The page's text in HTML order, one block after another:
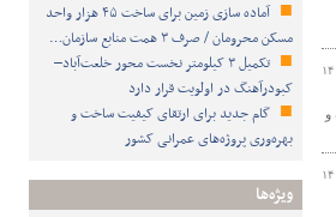
آماده سازی زمین برای ساخت ۴۵ هزار واحد
مسکن محرومان / صرف ۳ همت منابع سازمان…
تکمیل ۳ کیلومتر نخست محور خلعت‌آباد–
کبودرآهنگ در اولویت قرار دارد
گام جدید برای ارتقای کیفیت ساخت و
بهره‌وری پروژه‌های عمرانی کشور
ویژه‌ها
و